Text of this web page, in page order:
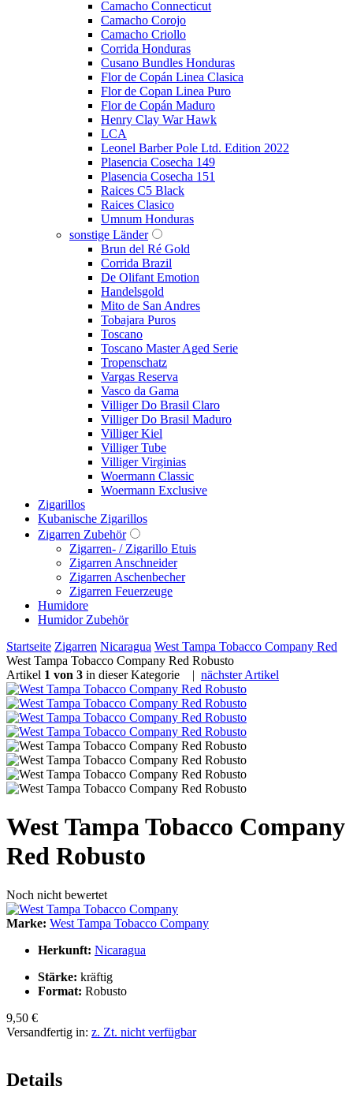
Camacho Connecticut
Camacho Corojo
Camacho Criollo
Corrida Honduras
Cusano Bundles Honduras
Flor de Copán Linea Clasica
Flor de Copan Linea Puro
Flor de Copán Maduro
Henry Clay War Hawk
LCA
Leonel Barber Pole Ltd. Edition 2022
Plasencia Cosecha 149
Plasencia Cosecha 151
Raices C5 Black
Raices Clasico
Umnum Honduras
sonstige Länder
Brun del Ré Gold
Corrida Brazil
De Olifant Emotion
Handelsgold
Mito de San Andres
Tobajara Puros
Toscano
Toscano Master Aged Serie
Tropenschatz
Vargas Reserva
Vasco da Gama
Villiger Do Brasil Claro
Villiger Do Brasil Maduro
Villiger Kiel
Villiger Tube
Villiger Virginias
Woermann Classic
Woermann Exclusive
Zigarillos
Kubanische Zigarillos
Zigarren Zubehör
Zigarren- / Zigarillo Etuis
Zigarren Anschneider
Zigarren Aschenbecher
Zigarren Feuerzeuge
Humidore
Humidor Zubehör
Startseite Zigarren Nicaragua West Tampa Tobacco Company Red
West Tampa Tobacco Company Red Robusto
Artikel 1 von 3 in dieser Kategorie | nächster Artikel
West Tampa Tobacco Company
Red Robusto
Noch nicht bewertet
Marke: West Tampa Tobacco Company
Herkunft: Nicaragua
Stärke: kräftig
Format: Robusto
9,50 €
Versandfertig in: z. Zt. nicht verfügbar
Details